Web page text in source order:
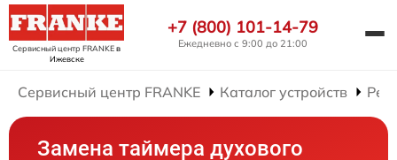
Сервисный центр FRANKEв
Ижевске
+7 (800) 101-14-79
Ежедневно с 9:00 до 21:00
Сервисный центр FRANKE Каталог устройств
Замена таймера духового